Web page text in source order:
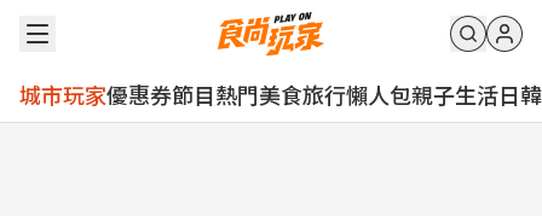
城市玩家優惠券節目熱門美食旅行懶人包親子生活日韓